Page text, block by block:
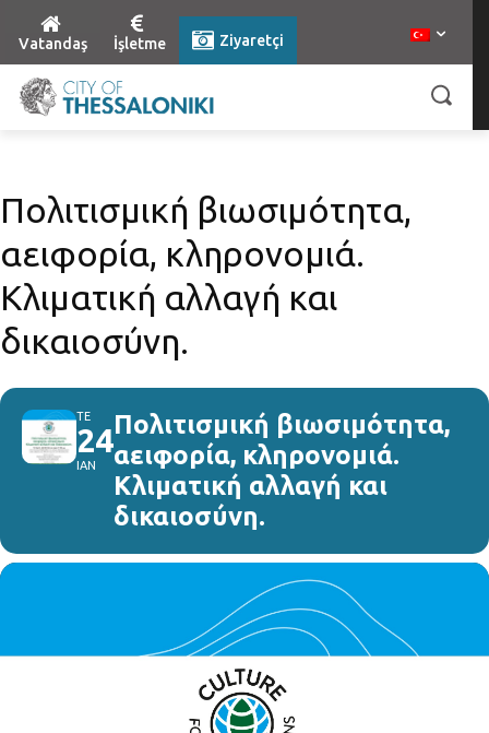
Vatandaş İşletme Ziyaretçi
Πολιτισμική βιωσιμότητα,
αειφορία, κληρονομιά.
Κλιματική αλλαγή και
δικαιοσύνη.
ΤΕ
24
ΙΑΝ
Πολιτισμική βιωσιμότητα,
αειφορία, κληρονομιά.
Κλιματική αλλαγή και
δικαιοσύνη.